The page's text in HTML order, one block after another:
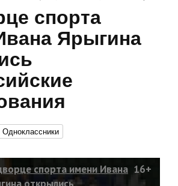
спорта
Ярыгина
Одноклассники
спорта имени Ивана 16+